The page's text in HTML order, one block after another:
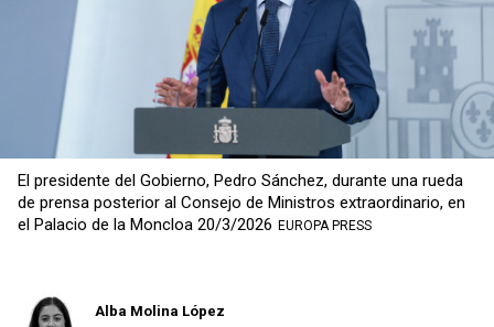
El presidente del Gobierno, Pedro Sánchez, durante una rueda
de prensa posterior al Consejo de Ministros extraordinario, en
el Palacio de la Moncloa 20/3/2026 EUROPA PRESS
Alba Molina López